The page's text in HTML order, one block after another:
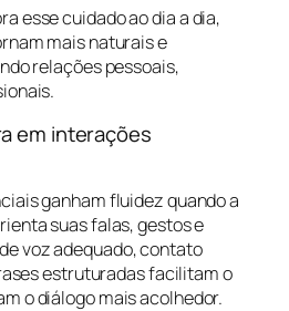
esse cuidado ao dia a dia,
mais naturais e
relações pessoais,
em interações
ganham fluidez quando a
suas falas, gestos e
voz adequado, contato
estruturadas facilitam o
o diálogo mais acolhedor.